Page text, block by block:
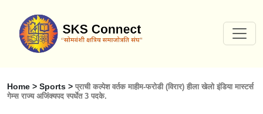
Home > Sports > प्राची कल्पेश वर्तक माहीम-फरोडी (विरार) हीला खेलो इंडिया मास्टर्स
गेम्स राज्य अजिंक्यपद स्पर्धेत 3 पदके.